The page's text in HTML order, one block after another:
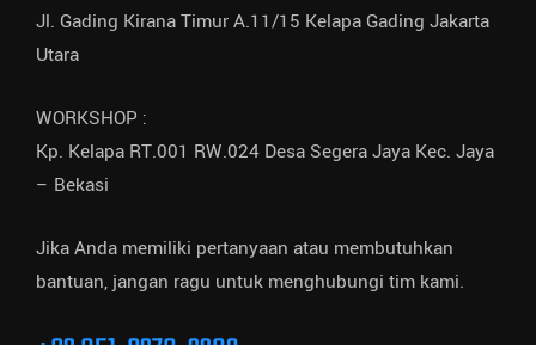
Jl. Gading Kirana Timur A.11/15 Kelapa Gading Jakarta
Utara
WORKSHOP :
Kp. Kelapa RT.001 RW.024 Desa Segera Jaya Kec. Jaya
– Bekasi
Jika Anda memiliki pertanyaan atau membutuhkan
bantuan, jangan ragu untuk menghubungi tim kami.